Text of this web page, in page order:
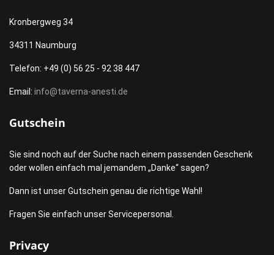
Kronbergweg 34
34311 Naumburg
Telefon: +49 (0) 56 25 - 92 38 447
Email: info@taverna-anesti.de
Gutschein
Sie sind noch auf der Suche nach einem passenden Geschenk
oder wollen einfach mal jemandem „Danke“ sagen?
Dann ist unser Gutschein genau die richtige Wahl!
Fragen Sie einfach unser Servicepersonal.
Privacy